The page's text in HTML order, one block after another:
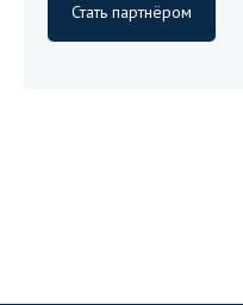
Стать партнёром